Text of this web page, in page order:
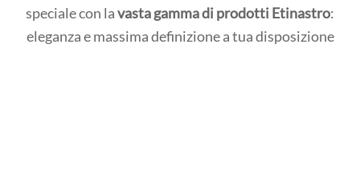
speciale con lavasta gamma di prodotti Etinastro:
eleganza e massima definizione a tua disposizione